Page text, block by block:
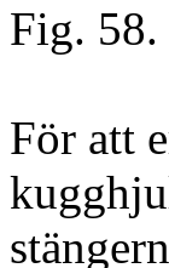
Fig. 58.
För att